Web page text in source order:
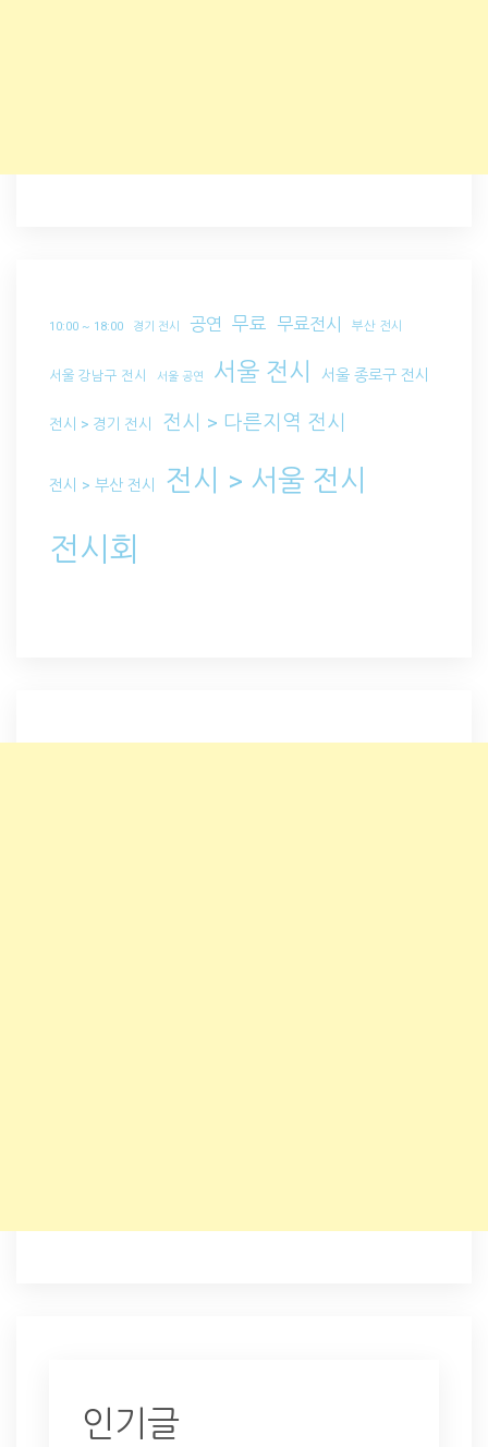
10:00 ~ 18:00 경기 전시 공연 무료 무료전시 부산 전시
서울 강남구 전시 서울 공연 서울 전시 서울 종로구 전시
전시 > 경기 전시 전시 > 다른지역 전시
전시 > 부산 전시 전시 > 서울 전시
전시회
인기글